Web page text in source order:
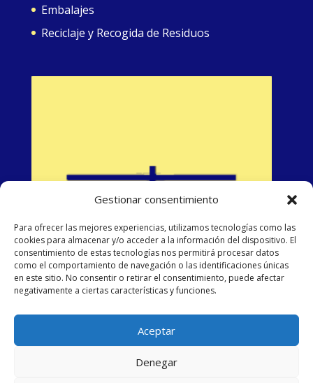
Gestionar consentimiento
Para ofrecer las mejores experiencias, utilizamos tecnologías como las
cookies para almacenar y/o acceder a la información del dispositivo. El
consentimiento de estas tecnologías nos permitirá procesar datos
como el comportamiento de navegación o las identificaciones únicas
en este sitio. No consentir o retirar el consentimiento, puede afectar
negativamente a ciertas características y funciones.
Aceptar
Denegar
Embalajes
Reciclaje y Recogida de Residuos